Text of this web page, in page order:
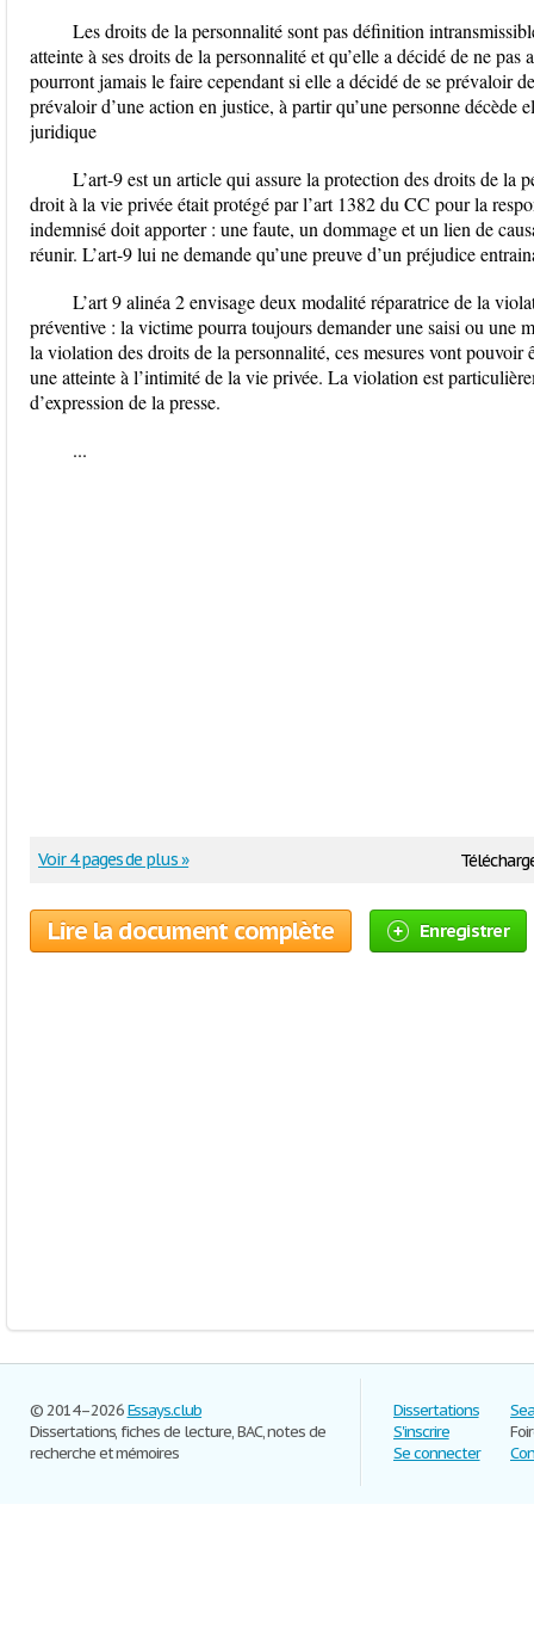
Les droits de la personnalité sont pas définition
atteinte à ses droits de la personnalité et qu’elle a décidé de ne
pourront jamais le faire cependant si elle a décidé de se prévaloir
prévaloir d’une action en justice, à partir qu’une personne décède
juridique
L’art-9 est un article qui assure la protection des droits de la
droit à la vie privée était protégé par l’art 1382 du CC pour la
indemnisé doit apporter : une faute, un dommage et un lien de
réunir. L’art-9 lui ne demande qu’une preuve d’un préjudice
L’art 9 alinéa 2 envisage deux modalité réparatrice de la
préventive : la victime pourra toujours demander une saisi ou une
la violation des droits de la personnalité, ces mesures vont pouvoir
une atteinte à l’intimité de la vie privée. La violation est
d’expression de la presse.
...
Voir 4 pages de plus »
Lire la document complète Enregistrer
© 2014–2026Essays.club
Dissertations, fiches de lecture, BAC, notes de
recherche et mémoires
Dissertations
S'inscrire
Se connecter